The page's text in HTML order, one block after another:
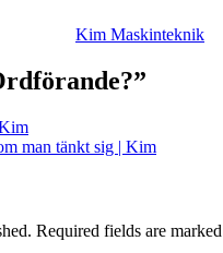
Kim Maskinteknik
man tänkt sig | Kim
Required fields are marked